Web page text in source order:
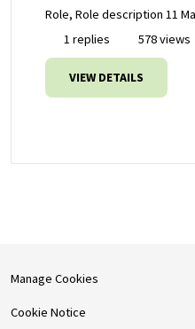
Role, Role description 11
1 replies
578 views
VIEW DETAILS
Manage Cookies
Cookie Notice